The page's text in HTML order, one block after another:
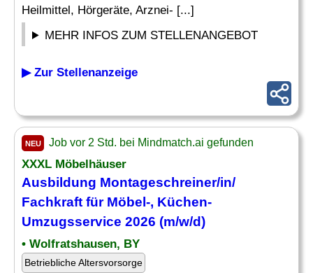
Heilmittel, Hörgeräte, Arznei- [...]
MEHR INFOS ZUM STELLENANGEBOT
▶ Zur Stellenanzeige
NEU Job vor 2 Std. bei Mindmatch.ai gefunden
XXXL Möbelhäuser
Ausbildung Montageschreiner/in/
Fachkraft für Möbel-, Küchen-
Umzugsservice 2026 (m/w/d)
• Wolfratshausen, BY
Betriebliche Altersvorsorge